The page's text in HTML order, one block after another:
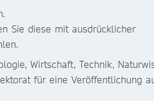
Sie diese mit ausdrücklicher
Wirtschaft, Technik,
für eine Veröffentlichung